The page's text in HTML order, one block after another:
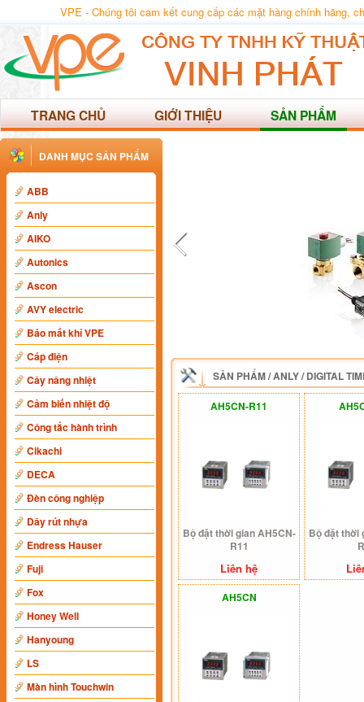
VPE - Chúng tôi cam kết cung cấp các mặt hàng chính hãng,
TRANG CHỦ GIỚI THIỆU SẢN PHẨM
DANH MỤC SẢN PHẨM
ABB
Anly
AIKO
Autonics
Ascon
AVY electric
Báo mất khí VPE
Cáp điện
Cây nâng nhiệt
Cảm biến nhiệt độ
Công tắc hành trình
Cikachi
DECA
Đèn công nghiệp
Dây rút nhựa
Endress Hauser
Fuji
Fox
Honey Well
Hanyoung
LS
Màn hình Touchwin
SẢN PHẨM/ANLY/DIGITAL
AH5CN-R11
Bộ đặt thời gian AH5CN-
R11
Liên hệ
Bộ đặt thời
AH5CN